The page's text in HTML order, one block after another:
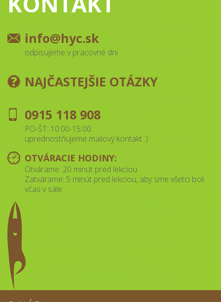
info@hyc.sk
odpisujeme v pracovné dni
NAJČASTEJŠIE OTÁZKY
0915 118 908
PO-ŠT: 10:00-15:00.
uprednostňujeme mailový kontakt :)
OTVÁRACIE HODINY:
Otvárame: 20 minút pred lekciou
Zatvárame: 5 minút pred lekciou, aby sme všetci boli
včas v sále